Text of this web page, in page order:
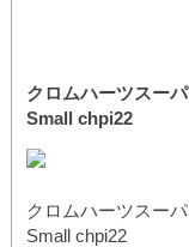
クロムハーツスー
Small chpi22
クロムハーツスー
Small chpi22